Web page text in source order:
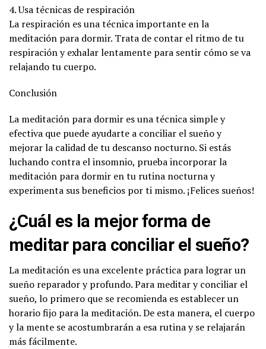
4. Usa técnicas de respiración
La respiración es una técnica importante en la
meditación para dormir. Trata de contar el ritmo de tu
respiración y exhalar lentamente para sentir cómo se va
relajando tu cuerpo.
Conclusión
La meditación para dormir es una técnica simple y
efectiva que puede ayudarte a conciliar el sueño y
mejorar la calidad de tu descanso nocturno. Si estás
luchando contra el insomnio, prueba incorporar la
meditación para dormir en tu rutina nocturna y
experimenta sus beneficios por ti mismo. ¡Felices sueños!
¿Cuál es la mejor forma de
meditar para conciliar el sueño?
La meditación es una excelente práctica para lograr un
sueño reparador y profundo. Para meditar y conciliar el
sueño, lo primero que se recomienda es establecer un
horario fijo para la meditación. De esta manera, el cuerpo
y la mente se acostumbrarán a esa rutina y se relajarán
más fácilmente.